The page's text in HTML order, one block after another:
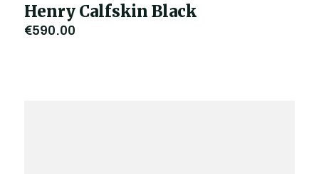
Henry Calfskin Black
€590,00